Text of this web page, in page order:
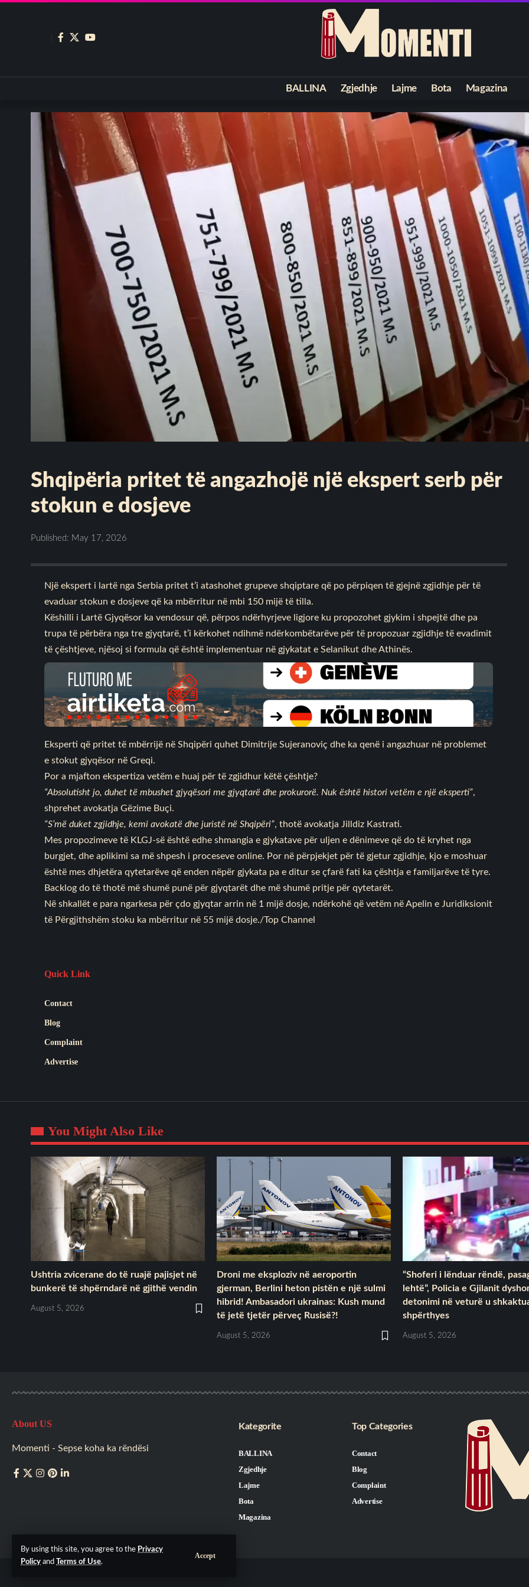
By using this site, you agree to the Privacy
Policy and Terms of Use.
Accept
BALLINA Zgjedhje Lajme Bota Magazina
Shqipëria pritet të angazhojë një ekspert serb për
stokun e dosjeve
Published: May 17, 2026
Një ekspert i lartë nga Serbia pritet t’i atashohet grupeve shqiptare që po përpiqen të gjejnë zgjidhje për të
evaduar stokun e dosjeve që ka mbërritur në mbi 150 mijë të tilla.
Këshilli i Lartë Gjyqësor ka vendosur që, përpos ndërhyrjeve ligjore ku propozohet gjykim i shpejtë dhe pa
trupa të përbëra nga tre gjyqtarë, t’i kërkohet ndihmë ndërkombëtarëve për të propozuar zgjidhje të evadimit
të çështjeve, njësoj si formula që është implementuar në gjykatat e Selanikut dhe Athinës.
Eksperti që pritet të mbërrijë në Shqipëri quhet Dimitrije Sujeranoviç dhe ka qenë i angazhuar në problemet
e stokut gjyqësor në Greqi.
Por a mjafton ekspertiza vetëm e huaj për të zgjidhur këtë çështje?
“Absolutisht jo, duhet të mbushet gjyqësori me gjyqtarë dhe prokurorë. Nuk është histori vetëm e një eksperti”,
shprehet avokatja Gëzime Buçi.
“S’më duket zgjidhje, kemi avokatë dhe juristë në Shqipëri”, thotë avokatja Jilldiz Kastrati.
Mes propozimeve të KLGJ-së është edhe shmangia e gjykatave për uljen e dënimeve që do të kryhet nga
burgjet, dhe aplikimi sa më shpesh i proceseve online. Por në përpjekjet për të gjetur zgjidhje, kjo e moshuar
është mes dhjetëra qytetarëve që enden nëpër gjykata pa e ditur se çfarë fati ka çështja e familjarëve të tyre.
Backlog do të thotë më shumë punë për gjyqtarët dhe më shumë pritje për qytetarët.
Në shkallët e para ngarkesa për çdo gjyqtar arrin në 1 mijë dosje, ndërkohë që vetëm në Apelin e Juridiksionit
të Përgjithshëm stoku ka mbërritur në 55 mijë dosje./Top Channel
Quick Link
Contact
Blog
Complaint
Advertise
You Might Also Like
Ushtria zvicerane do të ruajë pajisjet në
bunkerë të shpërndarë në gjithë vendin
August 5, 2026
Droni me eksploziv në aeroportin
gjerman, Berlini heton pistën e një sulmi
hibrid! Ambasadori ukrainas: Kush mund
të jetë tjetër përveç Rusisë?!
August 5, 2026
“Shoferi i lënduar rëndë,
lehtë”, Policia e Gjilanit
detonimi në veturë u
shpërthyes
August 5, 2026
About US
Momenti - Sepse koha ka rëndësi
Kategorite
BALLINA
Zgjedhje
Lajme
Bota
Magazina
Top Categories
Contact
Blog
Complaint
Advertise